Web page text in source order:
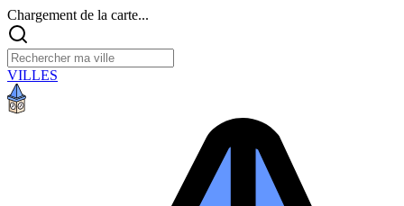
Chargement de la carte...
VILLES